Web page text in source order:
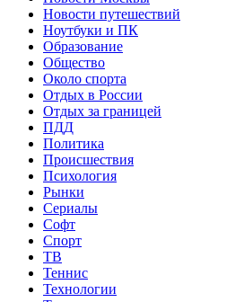
Новости путешествий
Ноутбуки и ПК
Образование
Общество
Около спорта
Отдых в России
Отдых за границей
ПДД
Политика
Происшествия
Психология
Рынки
Сериалы
Софт
Спорт
ТВ
Теннис
Технологии